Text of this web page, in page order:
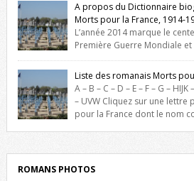
A propos du Dictionnaire
Morts pour la France, 1914-
L’année 2014 marque le
Première Guerre Mondiale
biographique veut rendre hommage aux
France durant ce conflit. La base de cette
constituée des noms gravés sur les
l’Hôtel de Ville, du lycée du Dauphiné et du
Liste des romanais Morts
A – B – C – D – E – F – G – HIJK
– UVW Cliquez sur une
pour la France dont le nom
ROMANS PHOTOS